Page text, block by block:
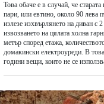
Това обаче е в случай, че
пари, или евтино, около 90 лева
излезе изхвърлянето на диван с
извозването на цялата холна
метър според етажа,
домакински електроуреди. В
години вещи, които не се